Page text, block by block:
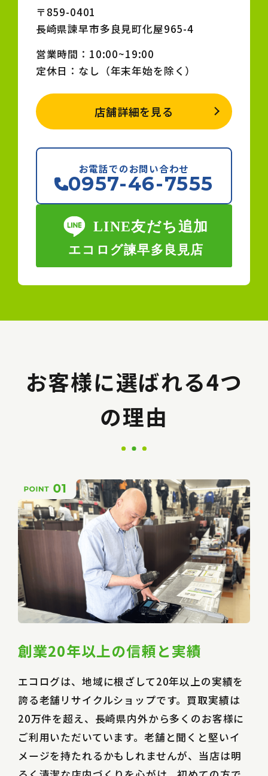
〒859-0401
長崎県諫早市多良見町化屋965-4
営業時間：10:00~19:00
定休日：なし（年末年始を除く）
店舗詳細を見る
お電話でのお問い合わせ
0957-46-7555
お客様に選ばれる4つ
の理由
創業20年以上の信頼と実績
エコログは、地域に根ざして20年以上の実績を
誇る老舗リサイクルショップです。買取実績は
20万件を超え、長崎県内外から多くのお客様に
ご利用いただいています。老舗と聞くと堅いイ
メージを持たれるかもしれませんが、当店は明